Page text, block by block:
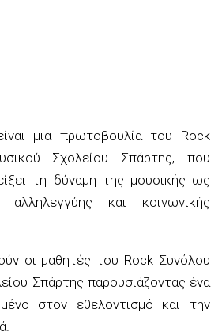
μια πρωτοβουλία του Rock
Σχολείου Σπάρτης, που
τη δύναμη της μουσικής ως
και κοινωνικής
οι μαθητές του Rock Συνόλου
Σπάρτης παρουσιάζοντας ένα
στον εθελοντισμό και την